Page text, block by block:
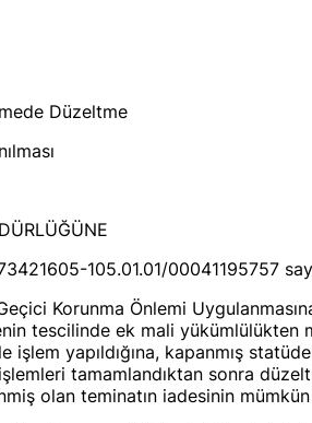
Düzeltme
105.01.01/00041195757
Korunma Önlemi
tescilinde ek mali
işlem yapıldığına, kapanmış
tamamlandıktan sonra
olan teminatın iadesinin